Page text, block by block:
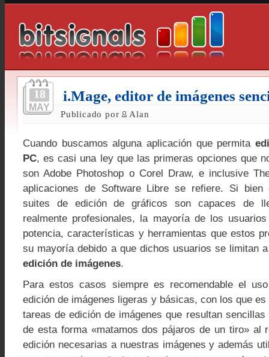
18
MAY
i.Mage, editor de imágenes
Publicado por Alan
Cuando buscamos alguna aplicación que permita
PC, es casi una ley que las primeras opciones que
son Adobe Photoshop o Corel Draw, e inclusive
aplicaciones de Software Libre se refiere. Si bien
suites de edición de gráficos son capaces de
realmente profesionales, la mayoría de los
potencia, características y herramientas que estos
su mayoría debido a que dichos usuarios se limitan a
edición de imágenes.
Para estos casos siempre es recomendable el
edición de imágenes ligeras y básicas, con los que
tareas de edición de imágenes que resultan
de esta forma «matamos dos pájaros de un tiro» al
edición necesarias a nuestras imágenes y además